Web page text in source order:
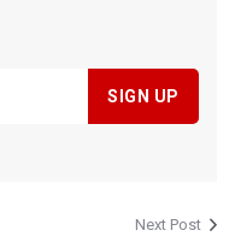
Next Post